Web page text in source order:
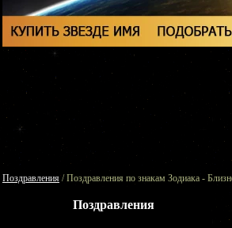
Поздравления/ Поздравления по знакам Зодиака -
Поздравления